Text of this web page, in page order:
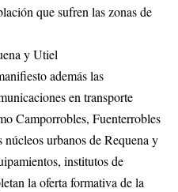
que sufren las zonas de
y Utiel
además las
en transporte
Camporrobles, Fuenterrobles
urbanos de Requena y
institutos de
la oferta formativa de la